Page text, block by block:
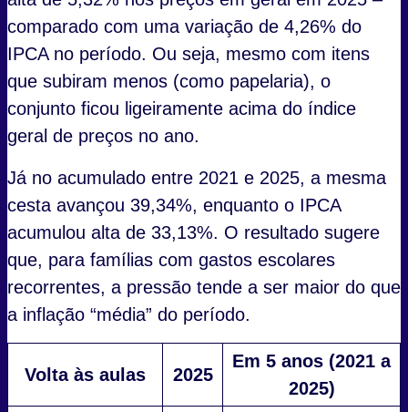
comparado com uma variação de 4,26% do
IPCA no período. Ou seja, mesmo com itens
que subiram menos (como papelaria), o
conjunto ficou ligeiramente acima do índice
geral de preços no ano.
Já no acumulado entre 2021 e 2025, a mesma
cesta avançou 39,34%, enquanto o IPCA
acumulou alta de 33,13%. O resultado sugere
que, para famílias com gastos escolares
recorrentes, a pressão tende a ser maior do que
a inflação “média” do período.
Volta às aulas 2025
Em 5 anos (2021 a
2025)